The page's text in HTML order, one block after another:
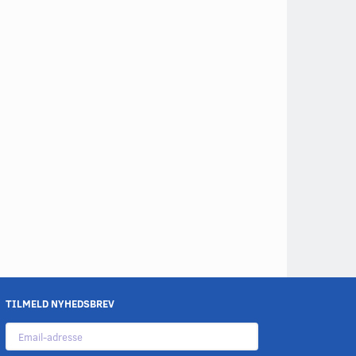
TILMELD NYHEDSBREV
Email-
adresse